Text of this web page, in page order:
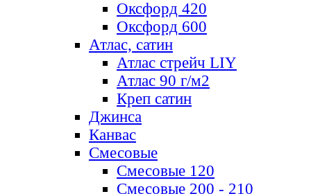
Оксфорд 420
Оксфорд 600
Атлас, сатин
Атлас стрейч LIY
Атлас 90 г/м2
Креп сатин
Джинса
Канвас
Смесовые
Смесовые 120
Смесовые 200 - 210